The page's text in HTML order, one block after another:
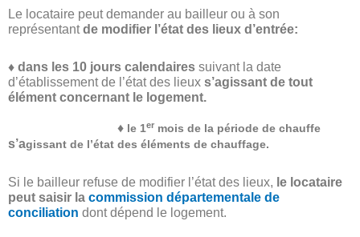
Le locataire peut demander au bailleur ou à son
représentantde modifier l’état des lieux d’entrée:
♦ dans les 10 jours calendaires suivant la date
d’établissement de l’état des lieux s’agissant de tout
élément concernant le logement.
♦ le 1er mois de la période de chauffe
s’agissant de l’état des éléments de chauffage.
Si le bailleur refuse de modifier l’état des lieux, le locataire
peut saisir la commission départementale de
conciliation dont dépend le logement.